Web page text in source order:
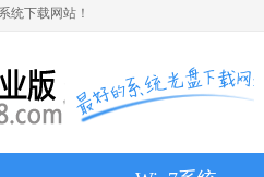
统下载网站！